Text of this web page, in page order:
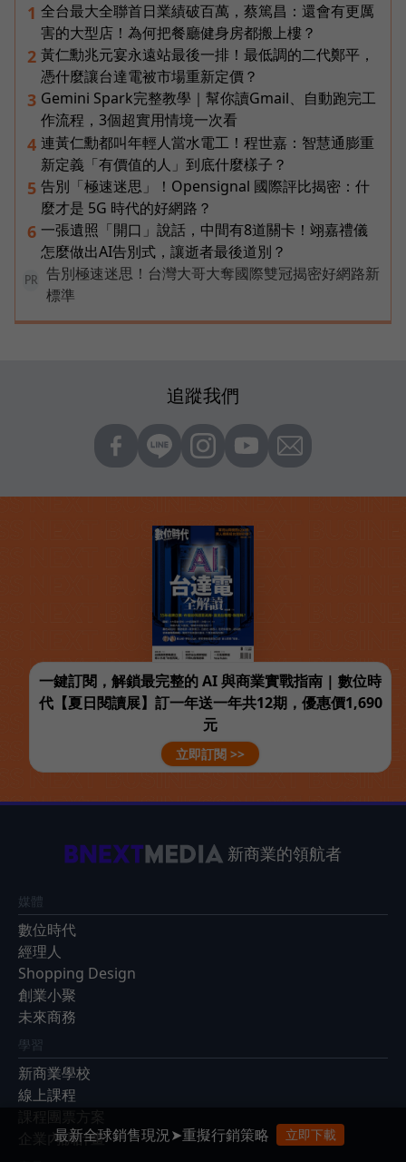
1 全台最大全聯首日業績破百萬，蔡篤昌：還會有更厲
害的大型店！為何把餐廳健身房都搬上樓？
2 黃仁勳兆元宴永遠站最後一排！最低調的二代鄭平，
憑什麼讓台達電被市場重新定價？
3 Gemini Spark完整教學｜幫你讀Gmail、自動跑完工
作流程，3個超實用情境一次看
4 連黃仁勳都叫年輕人當水電工！程世嘉：智慧通膨重
新定義「有價值的人」到底什麼樣子？
5 告別「極速迷思」！Opensignal 國際評比揭密：什
麼才是 5G 時代的好網路？
6 一張遺照「開口」說話，中間有8道關卡！翊嘉禮儀
怎麼做出AI告別式，讓逝者最後道別？
PR
告別極速迷思！台灣大哥大奪國際雙冠揭密好網路新
標準
追蹤我們
一鍵訂閱，解鎖最完整的 AI 與商業實戰指南 | 數位時
代【夏日閱讀展】訂一年送一年共12期，優惠價1,690
元
立即訂閱 >>
新商業的領航者
媒體
數位時代
經理人
Shopping Design
創業小聚
未來商務
學習
新商業學校
線上課程
企業內訓計畫
最新全球銷售現況➤重擬行銷策略 立即下載